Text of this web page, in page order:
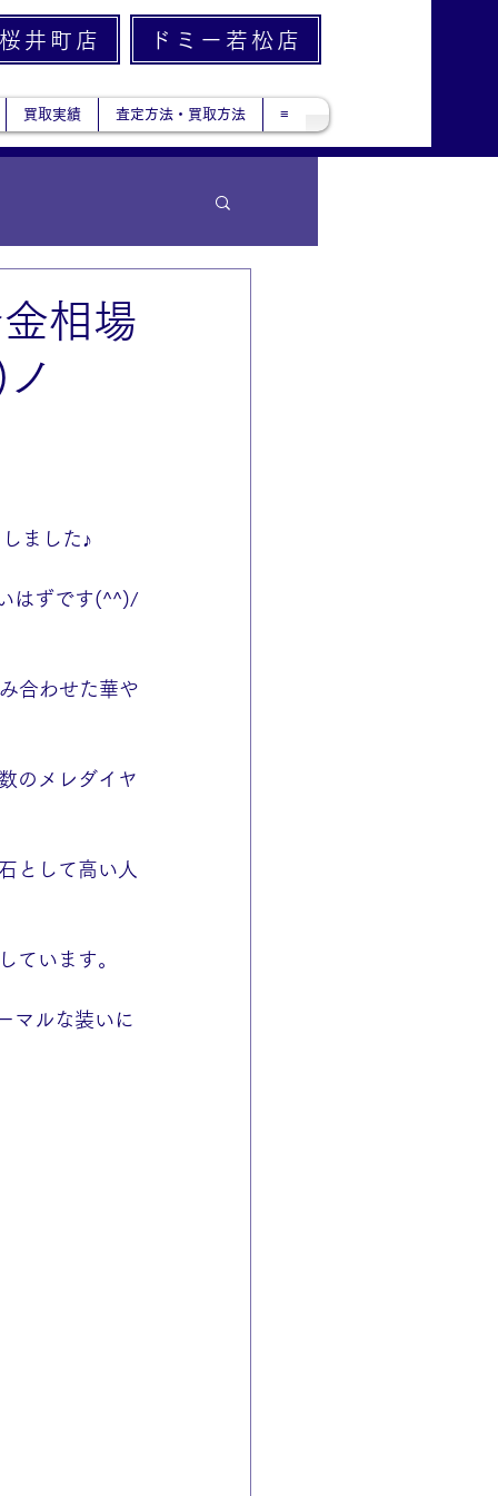
井町店 ドミー若松店
買取実績 査定方法・買取方法 ≡
相場
ました♪
はずです(^^)/
合わせた華や
のメレダイヤ
として高い人
ています。
マルな装いに